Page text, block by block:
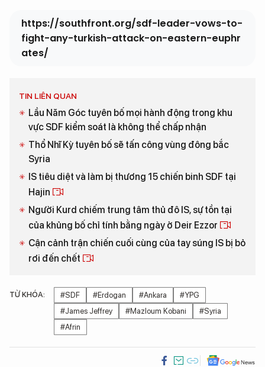
https://southfront.org/sdf-leader-vows-to-
fight-any-turkish-attack-on-eastern-euphr
ates/
TIN LIÊN QUAN
Lầu Năm Góc tuyên bố mọi hành động trong khu
vực SDF kiểm soát là không thể chấp nhận
Thổ Nhĩ Kỳ tuyên bố sẽ tấn công vùng đông bắc
Syria
IS tiêu diệt và làm bị thương 15 chiến binh SDF tại
Hajin
Người Kurd chiếm trung tâm thủ đô IS, sự tồn tại
của khủng bố chỉ tính bằng ngày ở Deir Ezzor
Cận cảnh trận chiến cuối cùng của tay súng IS bị bỏ
rơi đến chết
TỪ KHÓA: #SDF #Erdogan #Ankara
#YPG
#James Jeffrey
#Mazloum Kobani
#Syria
#Afrin